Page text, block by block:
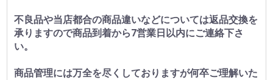
不良品や当店都合の商品違いなどについては返品交換を
承りますので商品到着から7営業日以内にご連絡下さ
い。
商品管理には万全を尽くしておりますが何卒ご理解いた